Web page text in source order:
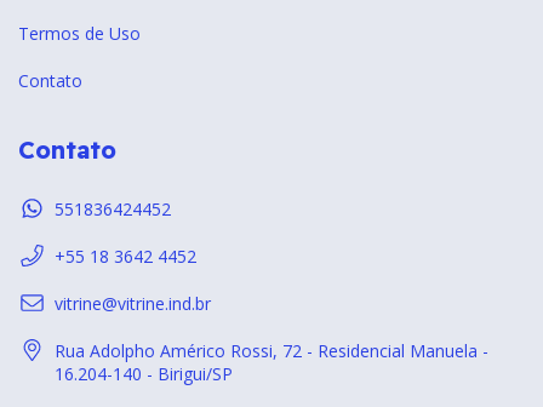
Termos de Uso
Contato
Contato
551836424452
+55 18 3642 4452
vitrine@vitrine.ind.br
Rua Adolpho Américo Rossi, 72 - Residencial Manuela -
16.204-140 - Birigui/SP